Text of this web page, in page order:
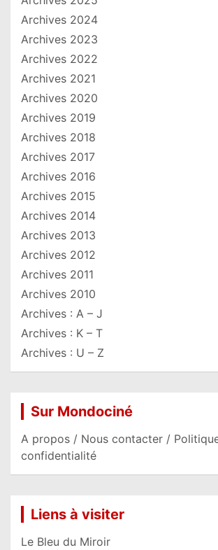
Archives 2024
Archives 2023
Archives 2022
Archives 2021
Archives 2020
Archives 2019
Archives 2018
Archives 2017
Archives 2016
Archives 2015
Archives 2014
Archives 2013
Archives 2012
Archives 2011
Archives 2010
Archives : A – J
Archives : K – T
Archives : U – Z
Sur Mondociné
A propos / Nous contacter /
confidentialité
Liens à visiter
Le Bleu du Miroir